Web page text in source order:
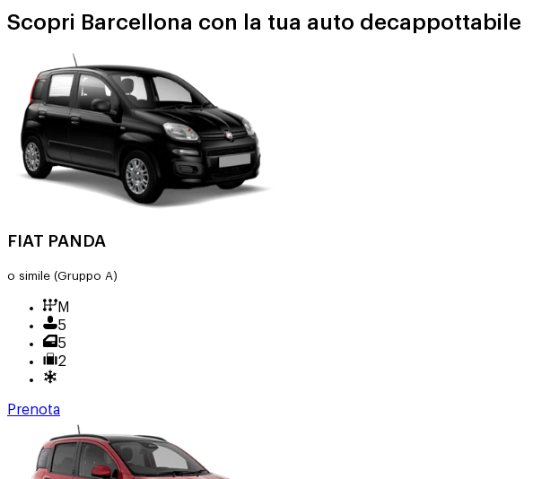
Scopri Barcellona con la tua auto decappottabile
FIAT PANDA
o simile (Gruppo A)
M
5
5
2
Prenota